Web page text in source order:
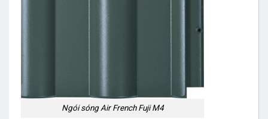
Ngói sóng Air French Fuji M4